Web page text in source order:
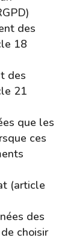
des
18
des
21
que les
ces
(article
des
choisir